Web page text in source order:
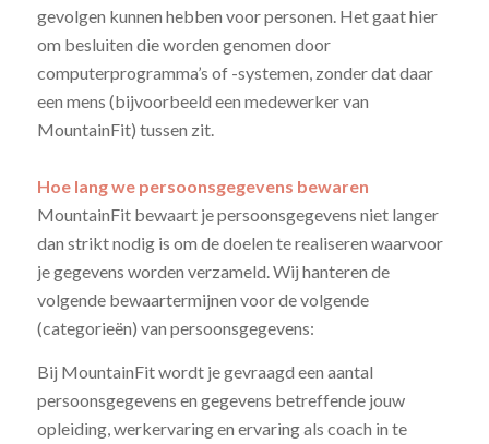
gevolgen kunnen hebben voor personen. Het gaat hier
om besluiten die worden genomen door
computerprogramma’s of -systemen, zonder dat daar
een mens (bijvoorbeeld een medewerker van
MountainFit) tussen zit.
Hoe lang we persoonsgegevens bewaren
MountainFit bewaart je persoonsgegevens niet langer
dan strikt nodig is om de doelen te realiseren waarvoor
je gegevens worden verzameld. Wij hanteren de
volgende bewaartermijnen voor de volgende
(categorieën) van persoonsgegevens:
Bij MountainFit wordt je gevraagd een aantal
persoonsgegevens en gegevens betreffende jouw
opleiding, werkervaring en ervaring als coach in te